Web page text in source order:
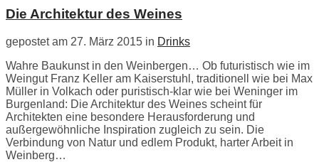
Die Architektur des Weines
gepostet am 27. März 2015 in Drinks
Wahre Baukunst in den Weinbergen… Ob futuristisch wie im
Weingut Franz Keller am Kaiserstuhl, traditionell wie bei Max
Müller in Volkach oder puristisch-klar wie bei Weninger im
Burgenland: Die Architektur des Weines scheint für
Architekten eine besondere Herausforderung und
außergewöhnliche Inspiration zugleich zu sein. Die
Verbindung von Natur und edlem Produkt, harter Arbeit in
Weinberg…